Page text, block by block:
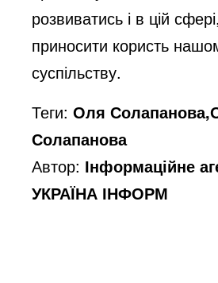
розвиватись і в цій
приносити користь
суспільству.
Теги:Оля
Солапанова
Автор: Інформаційне
УКРАЇНА ІНФОРМ